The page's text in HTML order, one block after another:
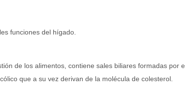
funciones del hígado.
de los alimentos, contiene sales biliares formadas por
que a su vez derivan de la molécula de colesterol.